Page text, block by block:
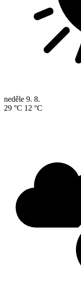
neděle 9. 8.
29 °C 12 °C